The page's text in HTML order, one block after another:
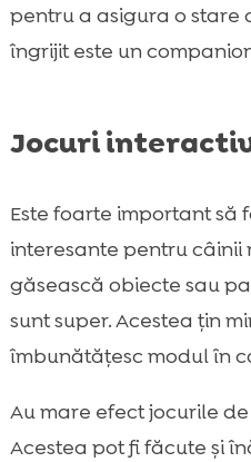
pentru a asigura o stare
îngrijit este un
Jocuri
Este foarte important să
interesante pentru câinii
găsească obiecte sau
sunt super. Acestea țin
îmbunătățesc modul în
Au mare efect jocurile de
Acestea pot fi făcute și